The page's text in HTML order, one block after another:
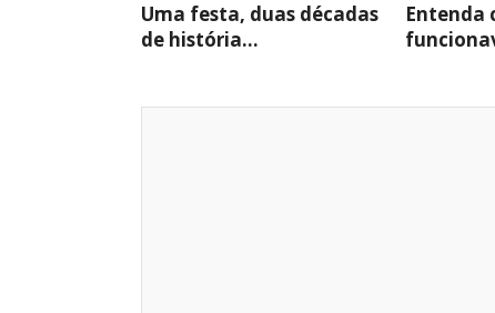
Uma festa, duas décadas
de história...
Entenda